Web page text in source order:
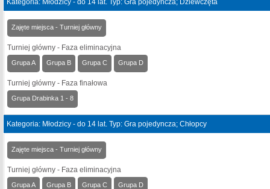
Kategoria: Młodzicy - do 14 lat. Typ: Gra pojedyncza; Dziewczęta
Zajęte miejsca - Turniej główny
Turniej główny - Faza eliminacyjna
Grupa A Grupa B Grupa C Grupa D
Turniej główny - Faza finałowa
Grupa Drabinka 1 - 8
Kategoria: Młodzicy - do 14 lat. Typ: Gra pojedyncza; Chłopcy
Zajęte miejsca - Turniej główny
Turniej główny - Faza eliminacyjna
Grupa A Grupa B Grupa C Grupa D